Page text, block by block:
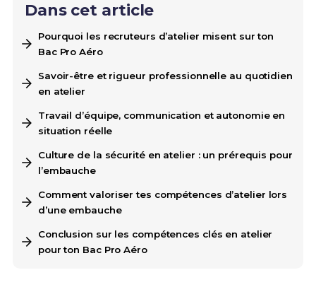
Dans cet article
Pourquoi les recruteurs d’atelier misent sur ton
Bac Pro Aéro
Savoir-être et rigueur professionnelle au quotidien
en atelier
Travail d’équipe, communication et autonomie en
situation réelle
Culture de la sécurité en atelier : un prérequis pour
l’embauche
Comment valoriser tes compétences d’atelier lors
d’une embauche
Conclusion sur les compétences clés en atelier
pour ton Bac Pro Aéro